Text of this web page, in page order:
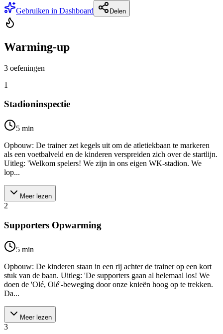
Gebruiken in Dashboard
Delen
Warming-up
3 oefeningen
1
Stadioninspectie
5 min
Opbouw: De trainer zet kegels uit om de atletiekbaan te markeren
als een voetbalveld en de kinderen verspreiden zich over de startlijn.
Uitleg: 'Welkom spelers! We zijn in ons eigen WK-stadion. We
lop...
Meer lezen
2
Supporters Opwarming
5 min
Opbouw: De kinderen staan in een rij achter de trainer op een kort
stuk van de baan. Uitleg: 'De supporters gaan al helemaal los! We
doen de 'Olé, Olé'-beweging door onze knieën hoog op te trekken.
Da...
Meer lezen
3